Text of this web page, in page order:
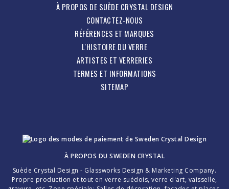
À PROPOS DE SUÈDE CRYSTAL DESIGN
CONTACTEZ-NOUS
RÉFÉRENCES ET MARQUES
L'HISTOIRE DU VERRE
ARTISTES ET VERRERIES
TERMES ET INFORMATIONS
SITEMAP
À PROPOS DU SWEDEN CRYSTAL
Suède Crystal Design - Glassworks Design & Marketing Company.
Propre production et tout en verre suédois, verre d'art, vaisselle,